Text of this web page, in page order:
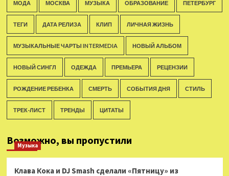
МОДА МОСКВА МУЗЫКА ОБРАЗОВАНИЕ ПЕТЕРБУРГ
ТЕГИ ДАТА РЕЛИЗА КЛИП ЛИЧНАЯ ЖИЗНЬ
МУЗЫКАЛЬНЫЕ ЧАРТЫ INTERMEDIA НОВЫЙ АЛЬБОМ
НОВЫЙ СИНГЛ ОДЕЖДА ПРЕМЬЕРА РЕЦЕНЗИИ
РОЖДЕНИЕ РЕБЕНКА СМЕРТЬ СОБЫТИЯ ДНЯ СТИЛЬ
ТРЕК-ЛИСТ ТРЕНДЫ ЦИТАТЫ
Возможно, вы пропустили
Музыка
Клава Кока и DJ Smash сделали «Пятницу» из